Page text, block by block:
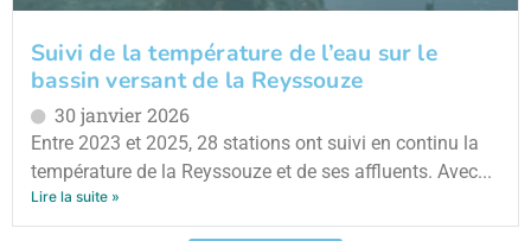
Suivi de la température de l’eau sur le
bassin versant de la Reyssouze
30 janvier 2026
Entre 2023 et 2025, 28 stations ont suivi en continu la
température de la Reyssouze et de ses affluents. Avec...
Lire la suite »